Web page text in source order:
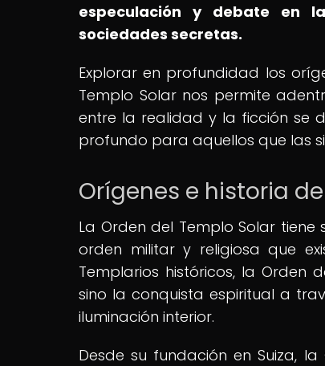
especulación y debate en
sociedades secretas.
Explorar en profundidad los
Templo Solar nos permite
entre la realidad y la ficción se
profundo para aquellos que las
Orígenes e historia
La Orden del Templo Solar
orden militar y religiosa que
Templarios históricos, la Orden
sino la conquista espiritual a
iluminación interior.
Desde su fundación en Suiza,